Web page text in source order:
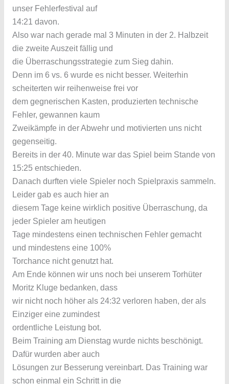
unser Fehlerfestival auf
14:21 davon.
Also war nach gerade mal 3 Minuten in der 2. Halbzeit
die zweite Auszeit fällig und
die Überraschungsstrategie zum Sieg dahin.
Denn im 6 vs. 6 wurde es nicht besser. Weiterhin
scheiterten wir reihenweise frei vor
dem gegnerischen Kasten, produzierten technische
Fehler, gewannen kaum
Zweikämpfe in der Abwehr und motivierten uns nicht
gegenseitig.
Bereits in der 40. Minute war das Spiel beim Stande von
15:25 entschieden.
Danach durften viele Spieler noch Spielpraxis sammeln.
Leider gab es auch hier an
diesem Tage keine wirklich positive Überraschung, da
jeder Spieler am heutigen
Tage mindestens einen technischen Fehler gemacht
und mindestens eine 100%
Torchance nicht genutzt hat.
Am Ende können wir uns noch bei unserem Torhüter
Moritz Kluge bedanken, dass
wir nicht noch höher als 24:32 verloren haben, der als
Einziger eine zumindest
ordentliche Leistung bot.
Beim Training am Dienstag wurde nichts beschönigt.
Dafür wurden aber auch
Lösungen zur Besserung vereinbart. Das Training war
schon einmal ein Schritt in die